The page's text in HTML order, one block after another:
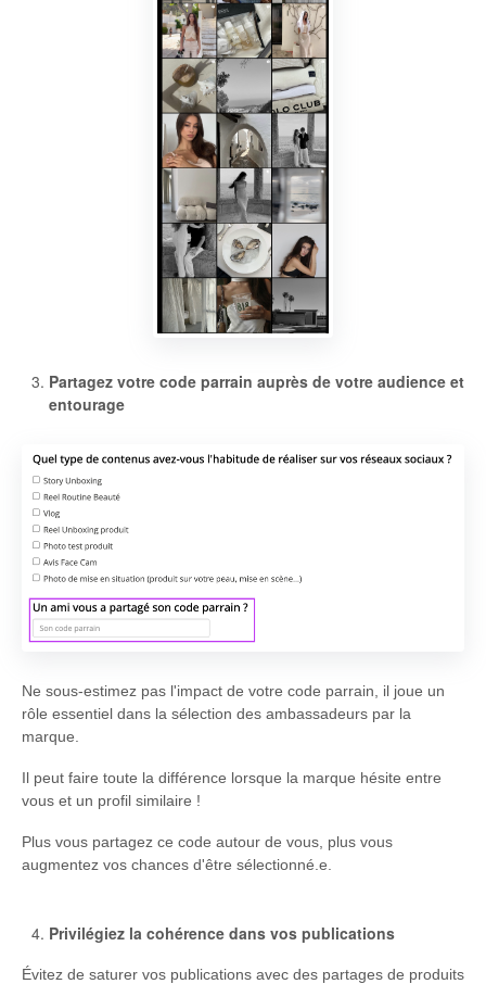
Partagez votre code parrain auprès de votre audience et
entourage
Ne sous-estimez pas l'impact de votre code parrain, il joue un
rôle essentiel dans la sélection des ambassadeurs par la
marque.
Il peut faire toute la différence lorsque la marque hésite entre
vous et un profil similaire !
Plus vous partagez ce code autour de vous, plus vous
augmentez vos chances d'être sélectionné.e.
Privilégiez la cohérence dans vos publications
Évitez de saturer vos publications avec des partages de produits